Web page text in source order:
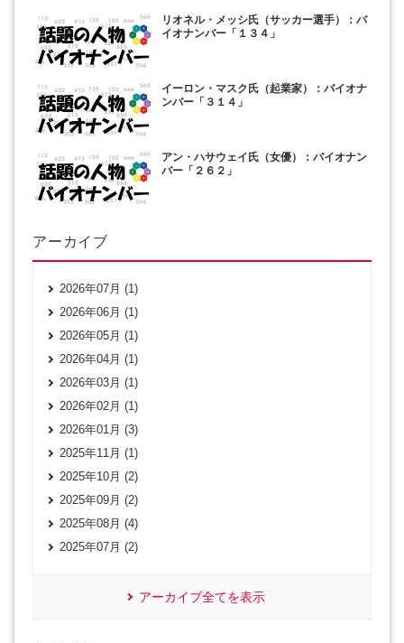
リオネル・メッシ氏（サッカー選手）：バ
イオナンバー「１３４」
イーロン・マスク氏（起業家）：バイオナ
ンバー「３１４」
アン・ハサウェイ氏（女優）：バイオナン
バー「２６２」
アーカイブ
2026年07月 (1)
2026年06月 (1)
2026年05月 (1)
2026年04月 (1)
2026年03月 (1)
2026年02月 (1)
2026年01月 (3)
2025年11月 (1)
2025年10月 (2)
2025年09月 (2)
2025年08月 (4)
2025年07月 (2)
アーカイブ全てを表示